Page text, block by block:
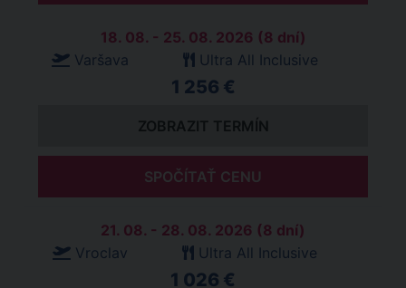
18. 08. - 25. 08. 2026 (8 dní)
Varšava
Ultra All Inclusive
1 256 €
ZOBRAZIT TERMÍN
SPOČÍTAŤ CENU
21. 08. - 28. 08. 2026 (8 dní)
Vroclav
Ultra All Inclusive
1 026 €